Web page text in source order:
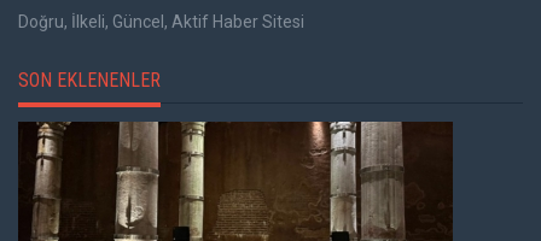
Doğru, İlkeli, Güncel, Aktif Haber Sitesi
SON EKLENENLER